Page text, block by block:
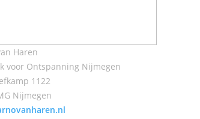
Haren
voor Ontspanning Nijmegen
1122
Nijmegen